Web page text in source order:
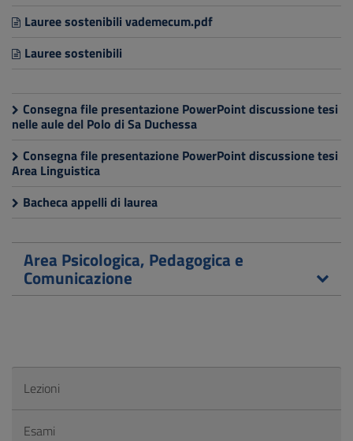
Lauree sostenibili vademecum.pdf
Lauree sostenibili
Consegna file presentazione PowerPoint discussione tesi
nelle aule del Polo di Sa Duchessa
Consegna file presentazione PowerPoint discussione tesi
Area Linguistica
Bacheca appelli di laurea
Area Psicologica, Pedagogica e
Comunicazione
Lezioni
Esami